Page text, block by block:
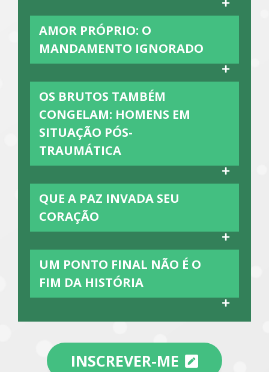
AMOR PRÓPRIO: O
MANDAMENTO IGNORADO
OS BRUTOS TAMBÉM
CONGELAM: HOMENS EM
SITUAÇÃO PÓS-
TRAUMÁTICA
QUE A PAZ INVADA SEU
CORAÇÃO
UM PONTO FINAL NÃO É O
FIM DA HISTÓRIA
INSCREVER-ME